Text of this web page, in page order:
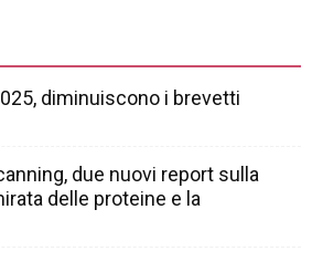
diminuiscono i brevetti
due nuovi report sulla
delle proteine e la